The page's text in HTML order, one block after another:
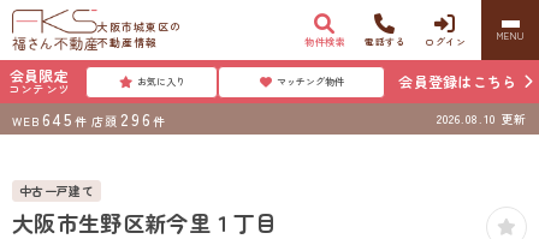
大阪市城東区の
不動産情報
物件検索 電話する ログイン MENU
会員限定
コンテンツ お気に入り マッチング物件 会員登録はこちら
WEB 645 件 店頭 296 件 2026.08.10 更新
中古一戸建て
大阪市生野区新今里１丁目